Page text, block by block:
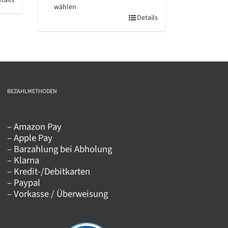
wählen
mehrere
auf.
können
auf
der
Produktseite
werden
Details
BEZAHLMETHODEN
– Amazon Pay
– Apple Pay
– Barzahlung bei Abholung
– Klarna
– Kredit-/Debitkarten
– Paypal
– Vorkasse / Überweisung